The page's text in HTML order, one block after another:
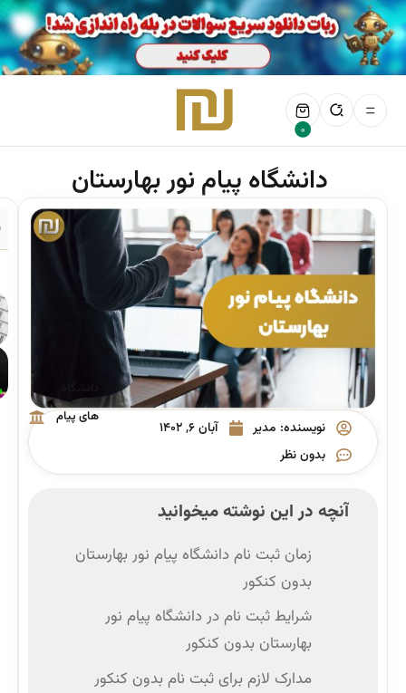
0
دانشگاه پیام نور بهارستان
نویسنده: مدیر
آبان ۶, ۱۴۰۲
بدون نظر
های پیام
آنچه در این نوشته میخوانید
زمان ثبت نام دانشگاه پیام نور بهارستان
بدون کنکور
شرایط ثبت نام در دانشگاه پیام نور
بهارستان بدون کنکور
مدارک لازم برای ثبت نام بدون کنکور